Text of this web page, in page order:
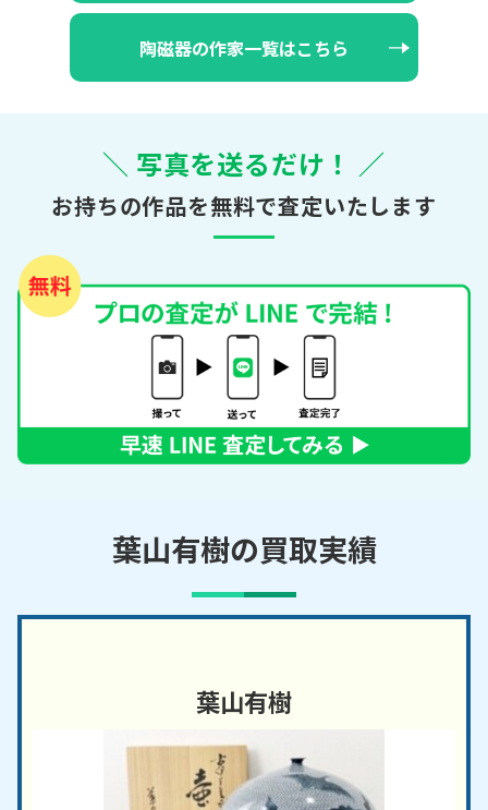
陶磁器の作家一覧はこちら
＼ 写真を送るだけ！ ／
お持ちの作品を無料で査定いたします
葉山有樹の買取実績
葉山有樹